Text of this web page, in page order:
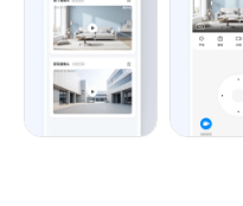
自动追踪：跟踪移动物
加密上传至云端。
分区侦测：可设置重点
常的人体活动/环境后